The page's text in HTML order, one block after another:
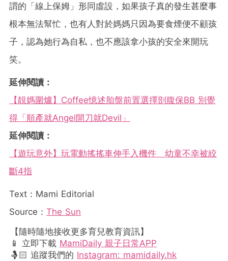
謂的「線上保姆」形同虛設，如果孩子真的發生甚麼事
根本無法幫忙，也有人對於媽媽只因為要食煙便不顧孩
子，認為她行為自私，也不應該拿小孩的安全來開玩
笑。
延伸閱讀：
【靚媽圍爐】Coffee憶述胎盤前置選擇剖腹保BB 別覺
得「順產就Angel開刀就Devil」
延伸閱讀：
【遊玩意外】玩電動搖搖車伸手入機件 幼童不幸被絞
斷4指
Text：Mami Editorial
Source： The Sun
【隨時隨地接收更多育兒教育資訊】
📱 立即下載 MamiDaily 親子日常APP
🤱🏻 追蹤我們的 Instagram: mamidaily.hk